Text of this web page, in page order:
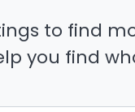
to find
you find